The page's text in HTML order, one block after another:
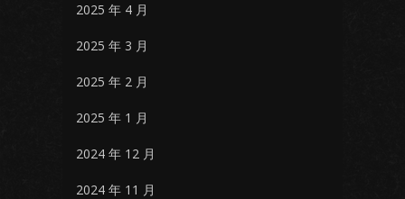
2025 年 4 月
2025 年 3 月
2025 年 2 月
2025 年 1 月
2024 年 12 月
2024 年 11 月